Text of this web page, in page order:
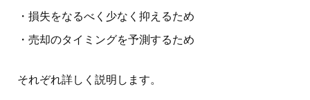
・損失をなるべく少なく抑えるため
・売却のタイミングを予測するため
それぞれ詳しく説明します。